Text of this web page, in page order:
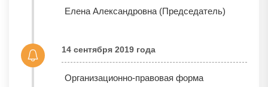
Елена Александровна (Председатель)
14 сентября 2019 года
Организационно-правовая форма